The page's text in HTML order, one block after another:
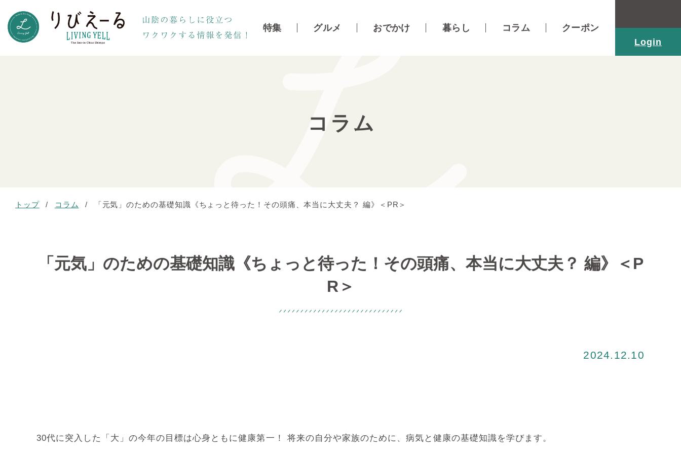
特集 グルメ おでかけ 暮らし コラム
クーポン
Login
コラム
トップ / コラム / 「元気」のための基礎知識《ちょっと待った！その頭痛、本当に大丈夫？ 編》＜PR＞
「元気」のための基礎知識《ちょっと待った！その頭痛、本当に大丈夫？ 編》＜P
R＞
2024.12.10
30代に突入した「大」の今年の目標は心身ともに健康第一！ 将来の自分や家族のために、病気と健康の基礎知識を学びます。